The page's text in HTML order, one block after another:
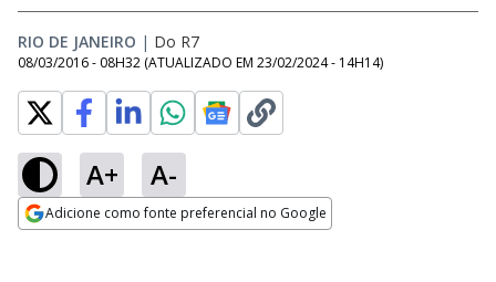
RIO DE JANEIRO | Do R7
08/03/2016 - 08H32 (ATUALIZADO EM 23/02/2024 - 14H14)
A+ A-
Adicione como fonte preferencial no Google